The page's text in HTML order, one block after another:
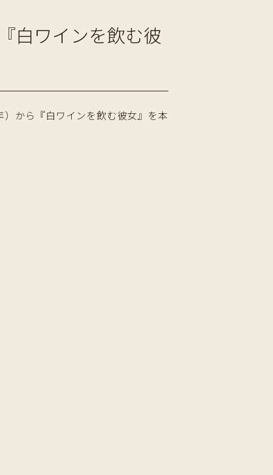
白ワインを飲む彼
から『白ワインを飲む彼女』を本